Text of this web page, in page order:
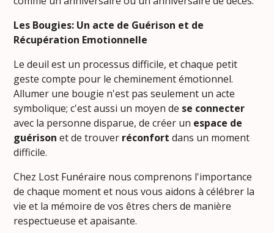
Les Bougies: Un acte de Guérison et de
Récupération Emotionnelle
Le deuil est un processus difficile, et chaque petit
geste compte pour le cheminement émotionnel.
Allumer une bougie n'est pas seulement un acte
symbolique; c'est aussi un moyen de se connecter
avec la personne disparue, de créer un espace de
guérison et de trouver réconfort dans un moment
difficile.
Chez Lost Funéraire nous comprenons l'importance
de chaque moment et nous vous aidons à célébrer la
vie et la mémoire de vos êtres chers de manière
respectueuse et apaisante.